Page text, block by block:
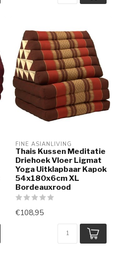
FINE ASIANLIVING
Thais Kussen Meditatie
Driehoek Vloer Ligmat
Yoga Uitklapbaar Kapok
54x180x6cm XL
Bordeauxrood
€108,95